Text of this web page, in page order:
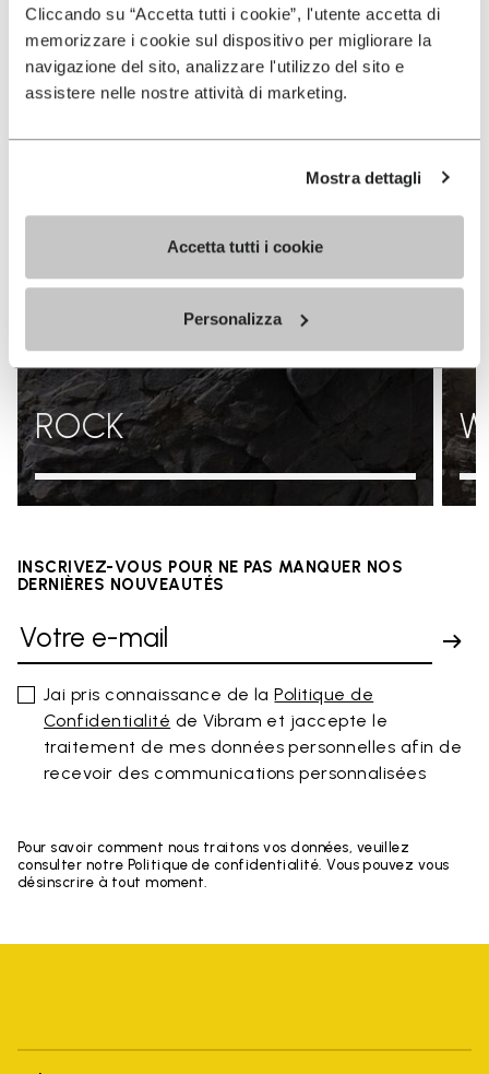
Cliccando su “Accetta tutti i cookie”, l'utente accetta di
memorizzare i cookie sul dispositivo per migliorare la
navigazione del sito, analizzare l'utilizzo del sito e
assistere nelle nostre attività di marketing.
Mostra dettagli
Accetta tutti i cookie
Personalizza
ROCK
INSCRIVEZ-VOUS POUR NE PAS MANQUER NOS
DERNIÈRES NOUVEAUTÉS
Jai pris connaissance de laPolitique de
Confidentialité de Vibram et jaccepte le
traitement de mes données personnelles afin de
recevoir des communications personnalisées
Pour savoir comment nous traitons vos données, veuillez
consulter notre Politique de confidentialité. Vous pouvez vous
désinscrire à tout moment.